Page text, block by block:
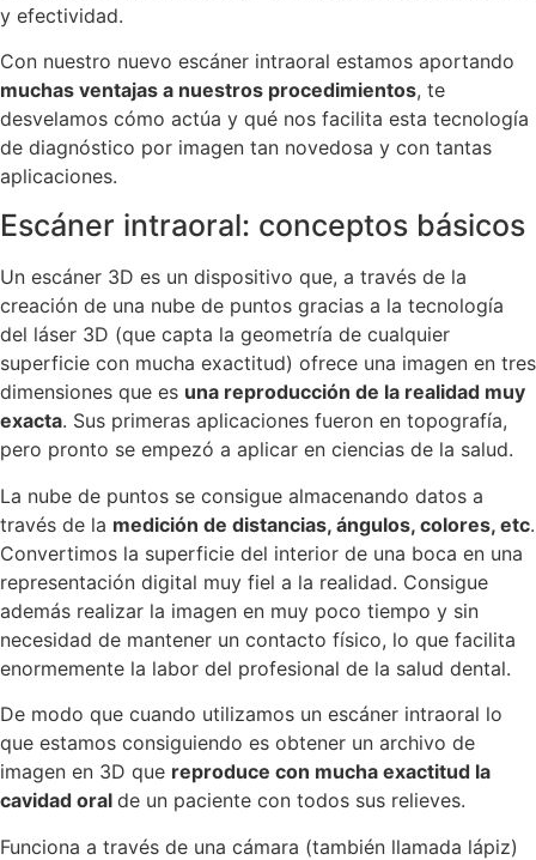
y efectividad.
Con nuestro nuevo escáner intraoral estamos aportando
muchas ventajas a nuestros procedimientos, te
desvelamos cómo actúa y qué nos facilita esta tecnología
de diagnóstico por imagen tan novedosa y con tantas
aplicaciones.
Escáner intraoral: conceptos básicos
Un escáner 3D es un dispositivo que, a través de la
creación de una nube de puntos gracias a la tecnología
del láser 3D (que capta la geometría de cualquier
superficie con mucha exactitud) ofrece una imagen en tres
dimensiones que es una reproducción de la realidad muy
exacta. Sus primeras aplicaciones fueron en topografía,
pero pronto se empezó a aplicar en ciencias de la salud.
La nube de puntos se consigue almacenando datos a
través de la medición de distancias, ángulos, colores, etc.
Convertimos la superficie del interior de una boca en una
representación digital muy fiel a la realidad. Consigue
además realizar la imagen en muy poco tiempo y sin
necesidad de mantener un contacto físico, lo que facilita
enormemente la labor del profesional de la salud dental.
De modo que cuando utilizamos un escáner intraoral lo
que estamos consiguiendo es obtener un archivo de
imagen en 3D que reproduce con mucha exactitud la
cavidad oral de un paciente con todos sus relieves.
Funciona a través de una cámara (también llamada lápiz)